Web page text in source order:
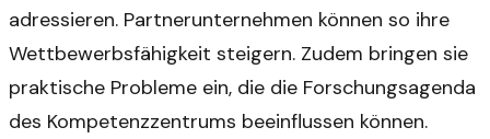
adressieren. Partnerunternehmen können so ihre
Wettbewerbsfähigkeit steigern. Zudem bringen sie
praktische Probleme ein, die die Forschungsagenda
des Kompetenzzentrums beeinflussen können.